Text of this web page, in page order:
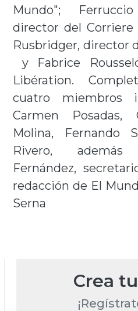
Mundo";
director del Corriere
Rusbridger, director
y Fabrice
Libération.
cuatro miembros
Carmen Posadas,
Molina, Fernando
Rivero,
Fernández,
redacción de El
Serna
Crea